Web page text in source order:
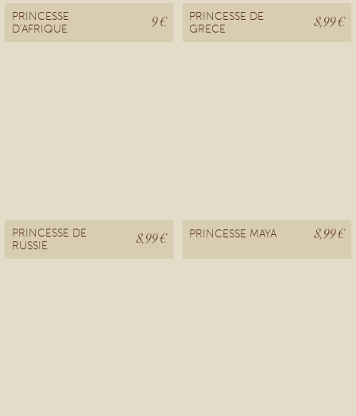
PRINCESSE
D'AFRIQUE
9 €
PRINCESSE DE
GRECE
8,99 €
PRINCESSE DE
RUSSIE
8,99 € PRINCESSE MAYA 8,99 €